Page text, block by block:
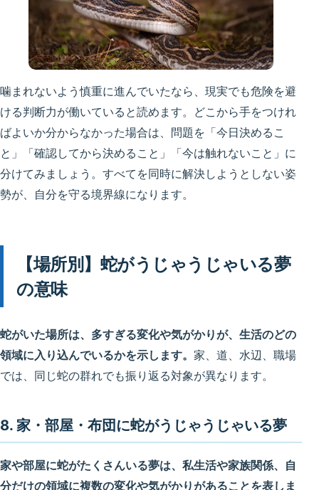
噛まれないよう慎重に進んでいたなら、現実でも危険を避
ける判断力が働いていると読めます。どこから手をつけれ
ばよいか分からなかった場合は、問題を「今日決めるこ
と」「確認してから決めること」「今は触れないこと」に
分けてみましょう。すべてを同時に解決しようとしない姿
勢が、自分を守る境界線になります。
【場所別】蛇がうじゃうじゃいる夢
の意味
蛇がいた場所は、多すぎる変化や気がかりが、生活のどの
領域に入り込んでいるかを示します。 家、道、水辺、職場
では、同じ蛇の群れでも振り返る対象が異なります。
8. 家・部屋・布団に蛇がうじゃうじゃいる夢
家や部屋に蛇がたくさんいる夢は、私生活や家族関係、自
分だけの領域に複数の変化や気がかりがあることを表しま